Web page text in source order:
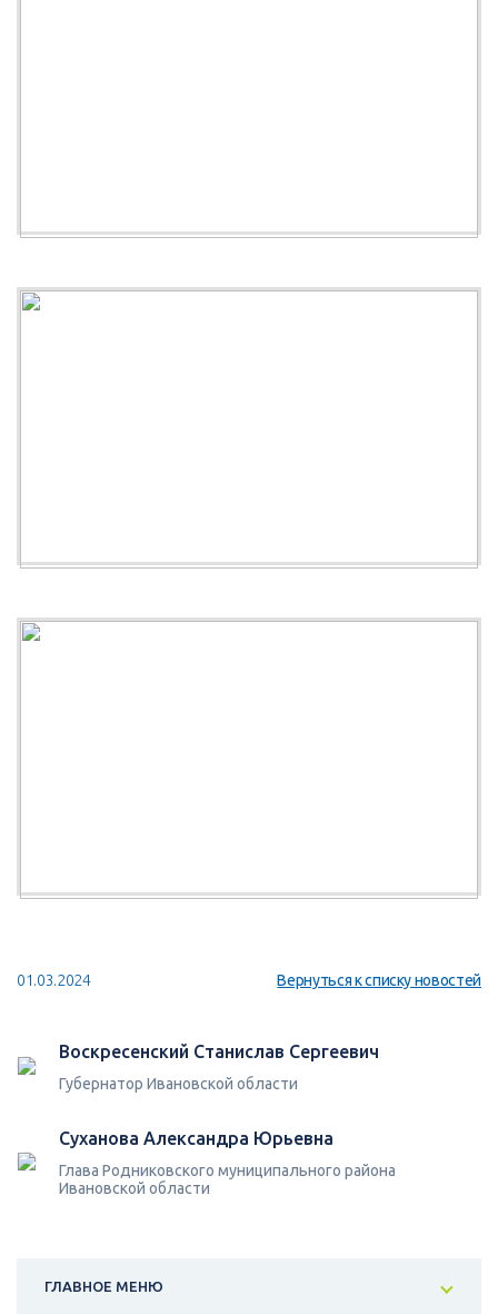
01.03.2024 Вернуться к списку новостей
Воскресенский Станислав Сергеевич
Губернатор Ивановской области
Суханова Александра Юрьевна
Глава Родниковского муниципального района
Ивановской области
ГЛАВНОЕ МЕНЮ